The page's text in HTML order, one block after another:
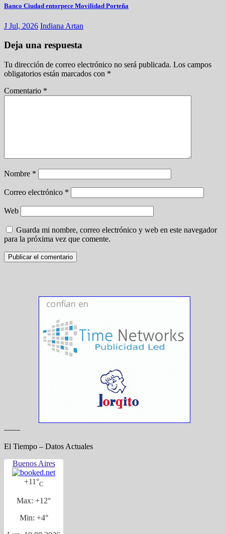
Banco Ciudad entorpece Movilidad Porteña
J Jul, 2026 Indiana Artan
Deja una respuesta
Tu dirección de correo electrónico no será publicada. Los campos
obligatorios están marcados con *
Comentario *
Nombre *
Correo electrónico *
Web
Guarda mi nombre, correo electrónico y web en este navegador
para la próxima vez que comente.
——
El Tiempo – Datos Actuales
Buenos Aires
+11°C
Max: +12°
Min: +4°